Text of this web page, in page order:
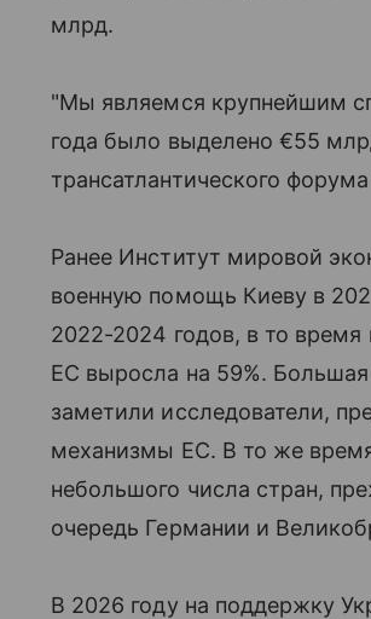
млрд.
"Мы являемся крупнейшим
года было выделено €55
трансатлантического
Ранее Институт мировой
военную помощь Киеву в
2022-2024 годов, в то время
ЕС выросла на 59%.
заметили исследователи,
механизмы ЕС. В то же
небольшого числа стран,
очередь Германии и
В 2026 году на поддержку